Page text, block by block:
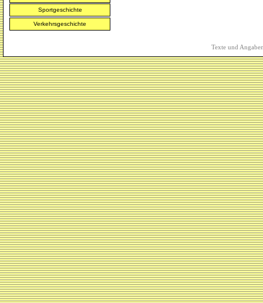
Sportgeschichte
Verkehrsgeschichte
Texte und